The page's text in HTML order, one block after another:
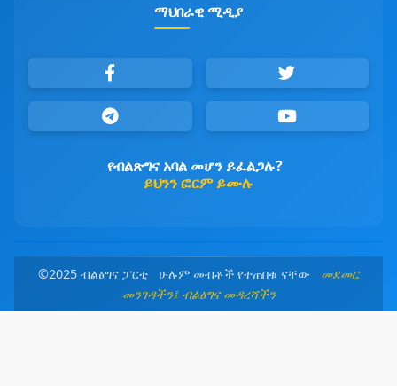
ማህበራዊ ሚዲያ
የብልጽግና አባል መሆን ይፈልጋሉ?
ይህንን ፎርም ይሙሉ
©2025 ብልፅግና ፓርቲ ሁሉም መብቶች የተጠበቁ ናቸው መደመር
መንገዳችን፤ ብልፅግና መዳረሻችን